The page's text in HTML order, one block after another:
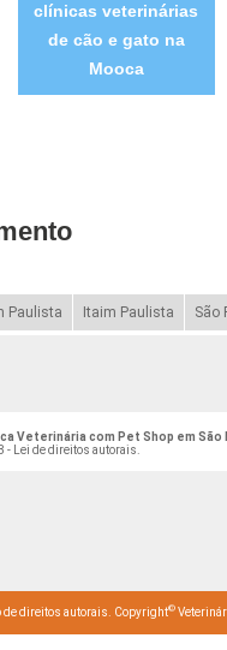
clínicas veterinárias
de cão e gato na
Mooca
Paulista Itaim Paulista São
Veterinária com Pet Shop em São
- Lei de direitos autorais.
de direitos autorais. Copyright©